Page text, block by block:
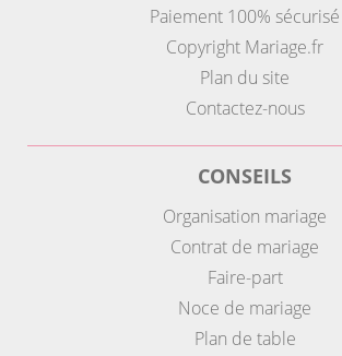
Paiement 100% sécurisé
Copyright Mariage.fr
Plan du site
Contactez-nous
CONSEILS
Organisation mariage
Contrat de mariage
Faire-part
Noce de mariage
Plan de table